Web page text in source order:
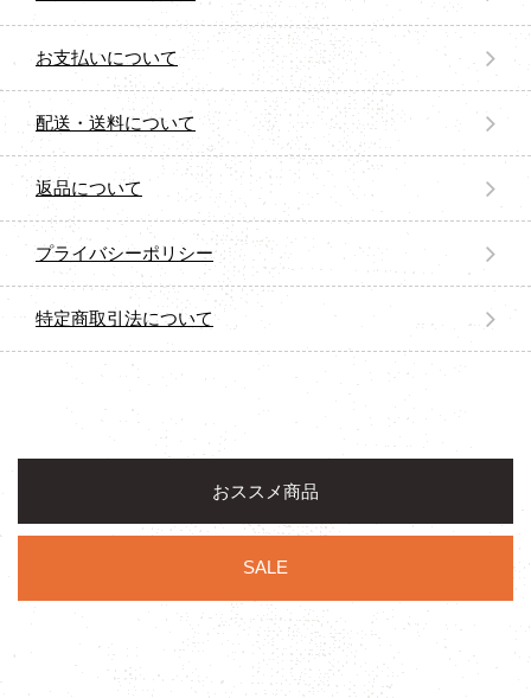
お支払いについて
配送・送料について
返品について
プライバシーポリシー
特定商取引法について
おススメ商品
SALE